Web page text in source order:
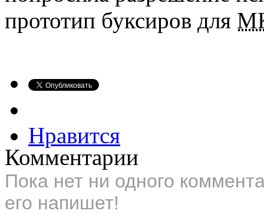
прототип буксиров для
Нравится
Комментарии
Пока нет ни одного
его напишет!